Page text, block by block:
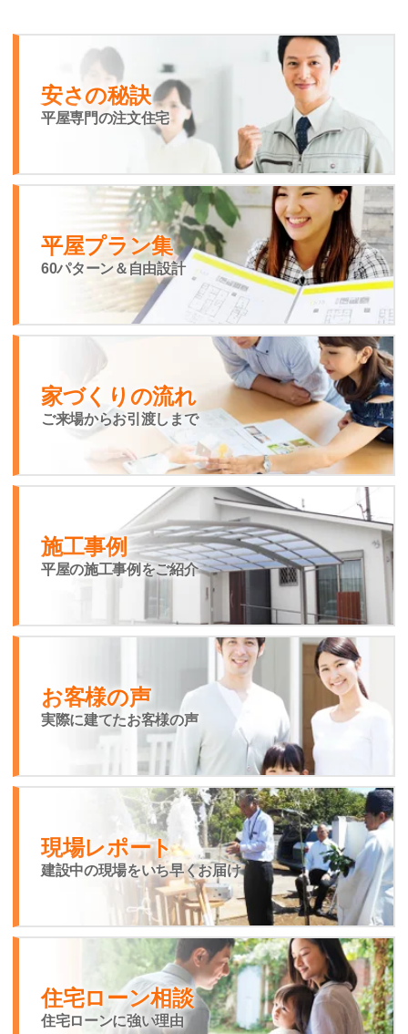
安さの秘訣
平屋専門の注文住宅
平屋プラン集
60パターン＆自由設計
家づくりの流れ
ご来場からお引渡しまで
施工事例
平屋の施工事例をご紹介
お客様の声
実際に建てたお客様の声
現場レポート
建設中の現場をいち早くお届け
住宅ローン相談
住宅ローンに強い理由